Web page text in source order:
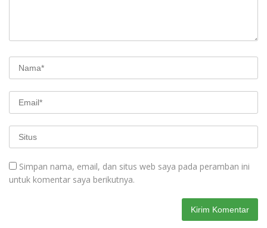
Simpan nama, email, dan situs web saya pada peramban ini
untuk komentar saya berikutnya.